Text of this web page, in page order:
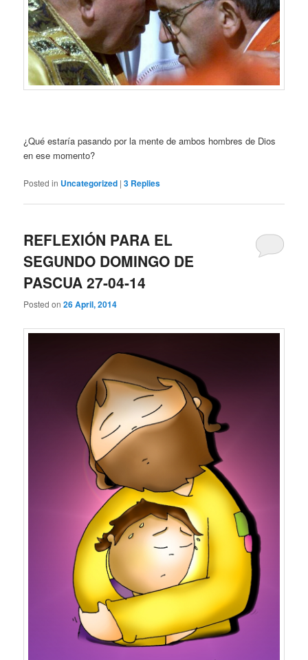
¿Qué estaría pasando por la mente de ambos hombres de Dios
en ese momento?
Posted in Uncategorized |3 Replies
REFLEXIÓN PARA EL
SEGUNDO DOMINGO DE
PASCUA 27-04-14
Posted on26 April, 2014